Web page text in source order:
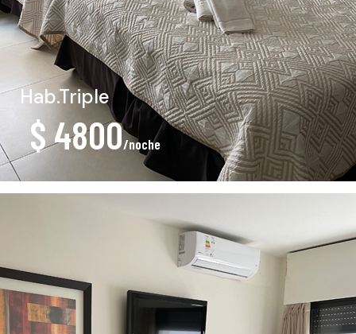
Hab.Triple
$ 4800/noche